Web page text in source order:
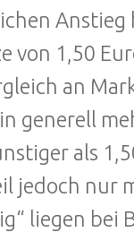
von 1,50
an
generell
als
jedoch nur
liegen bei